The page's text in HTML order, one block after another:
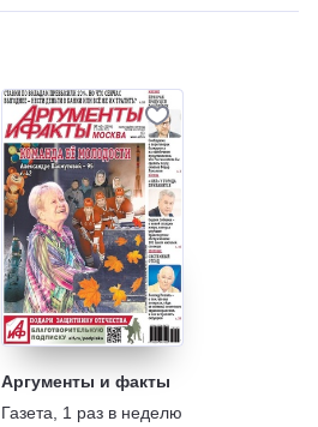
Аргументы и факты
Газета
1 раз в неделю